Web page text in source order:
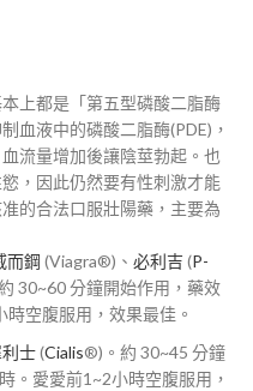
上都是「第五型磷酸二脂酶
血液中的磷酸二脂酶(PDE)，
流量增加後讓陰莖勃起。也
，因此仍然要有性刺激才能
的合法口服壯陽藥，主要為
而鋼 (Viagra®)、 必利吉 (P-
30~60 分鐘開始作用，藥效
空腹服用，效果最佳。
士(Cialis®)。約 30~45 分鐘
。愛愛前1~2小時空腹服用，